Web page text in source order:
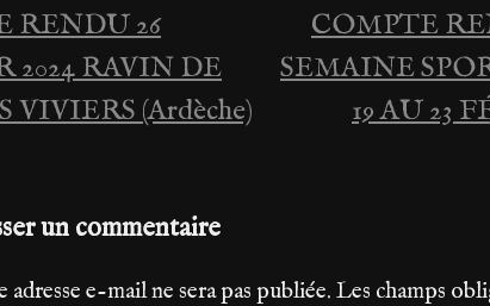
RENDU 26
2024 RAVIN DE
VIVIERS (Ardèche)
COMPTE
SEMAINE
19 AU 23
un commentaire
adresse e-mail ne sera pas publiée. Les champs